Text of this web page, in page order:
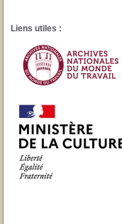
Liens utiles :